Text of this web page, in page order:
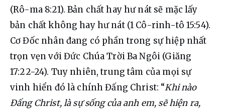
(Rô-ma 8:21). Bản chất hay hư nát sẽ mặc lấy
bản chất không hay hư nát (1 Cô-rinh-tô 15:54).
Cơ Đốc nhân đang có phần trong sự hiệp nhất
trọn vẹn với Đức Chúa Trời Ba Ngôi (Giăng
17:22-24). Tuy nhiên, trung tâm của mọi sự
vinh hiển đó là chính Đấng Christ: “Khi nào
Đấng Christ, là sự sống của anh em, sẽ hiện ra,